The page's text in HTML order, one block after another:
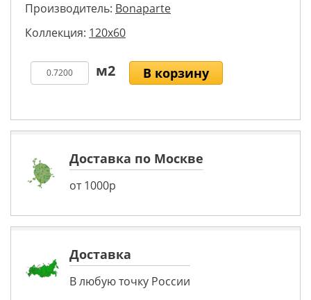
Производитель: Bonaparte
Коллекция: 120x60
В корзину
Доставка по Москве
от 1000р
Доставка
В любую точку России